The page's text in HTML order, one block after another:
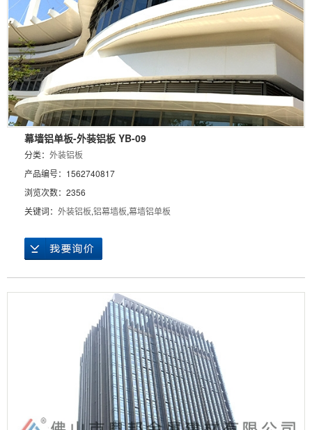
幕墙铝单板-外装铝板 YB-09
分类： 外装铝板
产品编号：1562740817
浏览次数：2356
关键词： 外装铝板,铝幕墙板,幕墙铝单板